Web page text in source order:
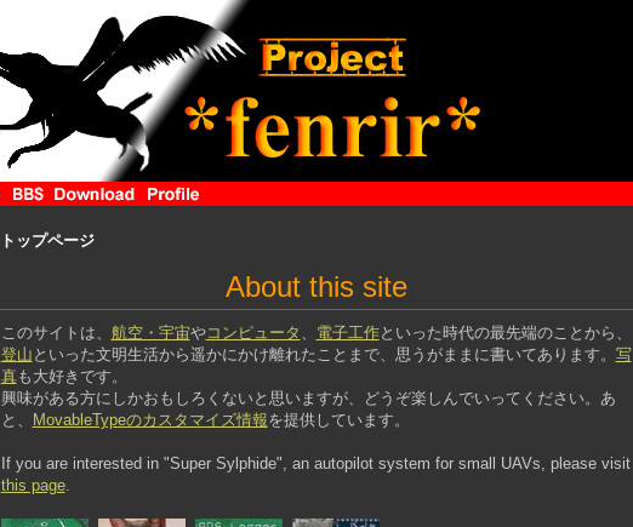
トップページ
About this site
このサイトは、 航空・宇宙やコンピュータ 、 電子工作といった時代の最先端のことから、
登山 といった文明生活から遥かにかけ離れたことまで、思うがままに書いてあります。 写
真も大好きです。
興味がある方にしかおもしろくないと思いますが、どうぞ楽しんでいってください。あ
と、
MovableTypeのカスタマイズ情報を提供しています。
If you are interested in "Super Sylphide", an autopilot system for small UAVs, please visit
this page.